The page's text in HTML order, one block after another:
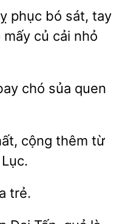
bó sát, tay
củ cải nhỏ
chó
quen
cộng thêm
trẻ.